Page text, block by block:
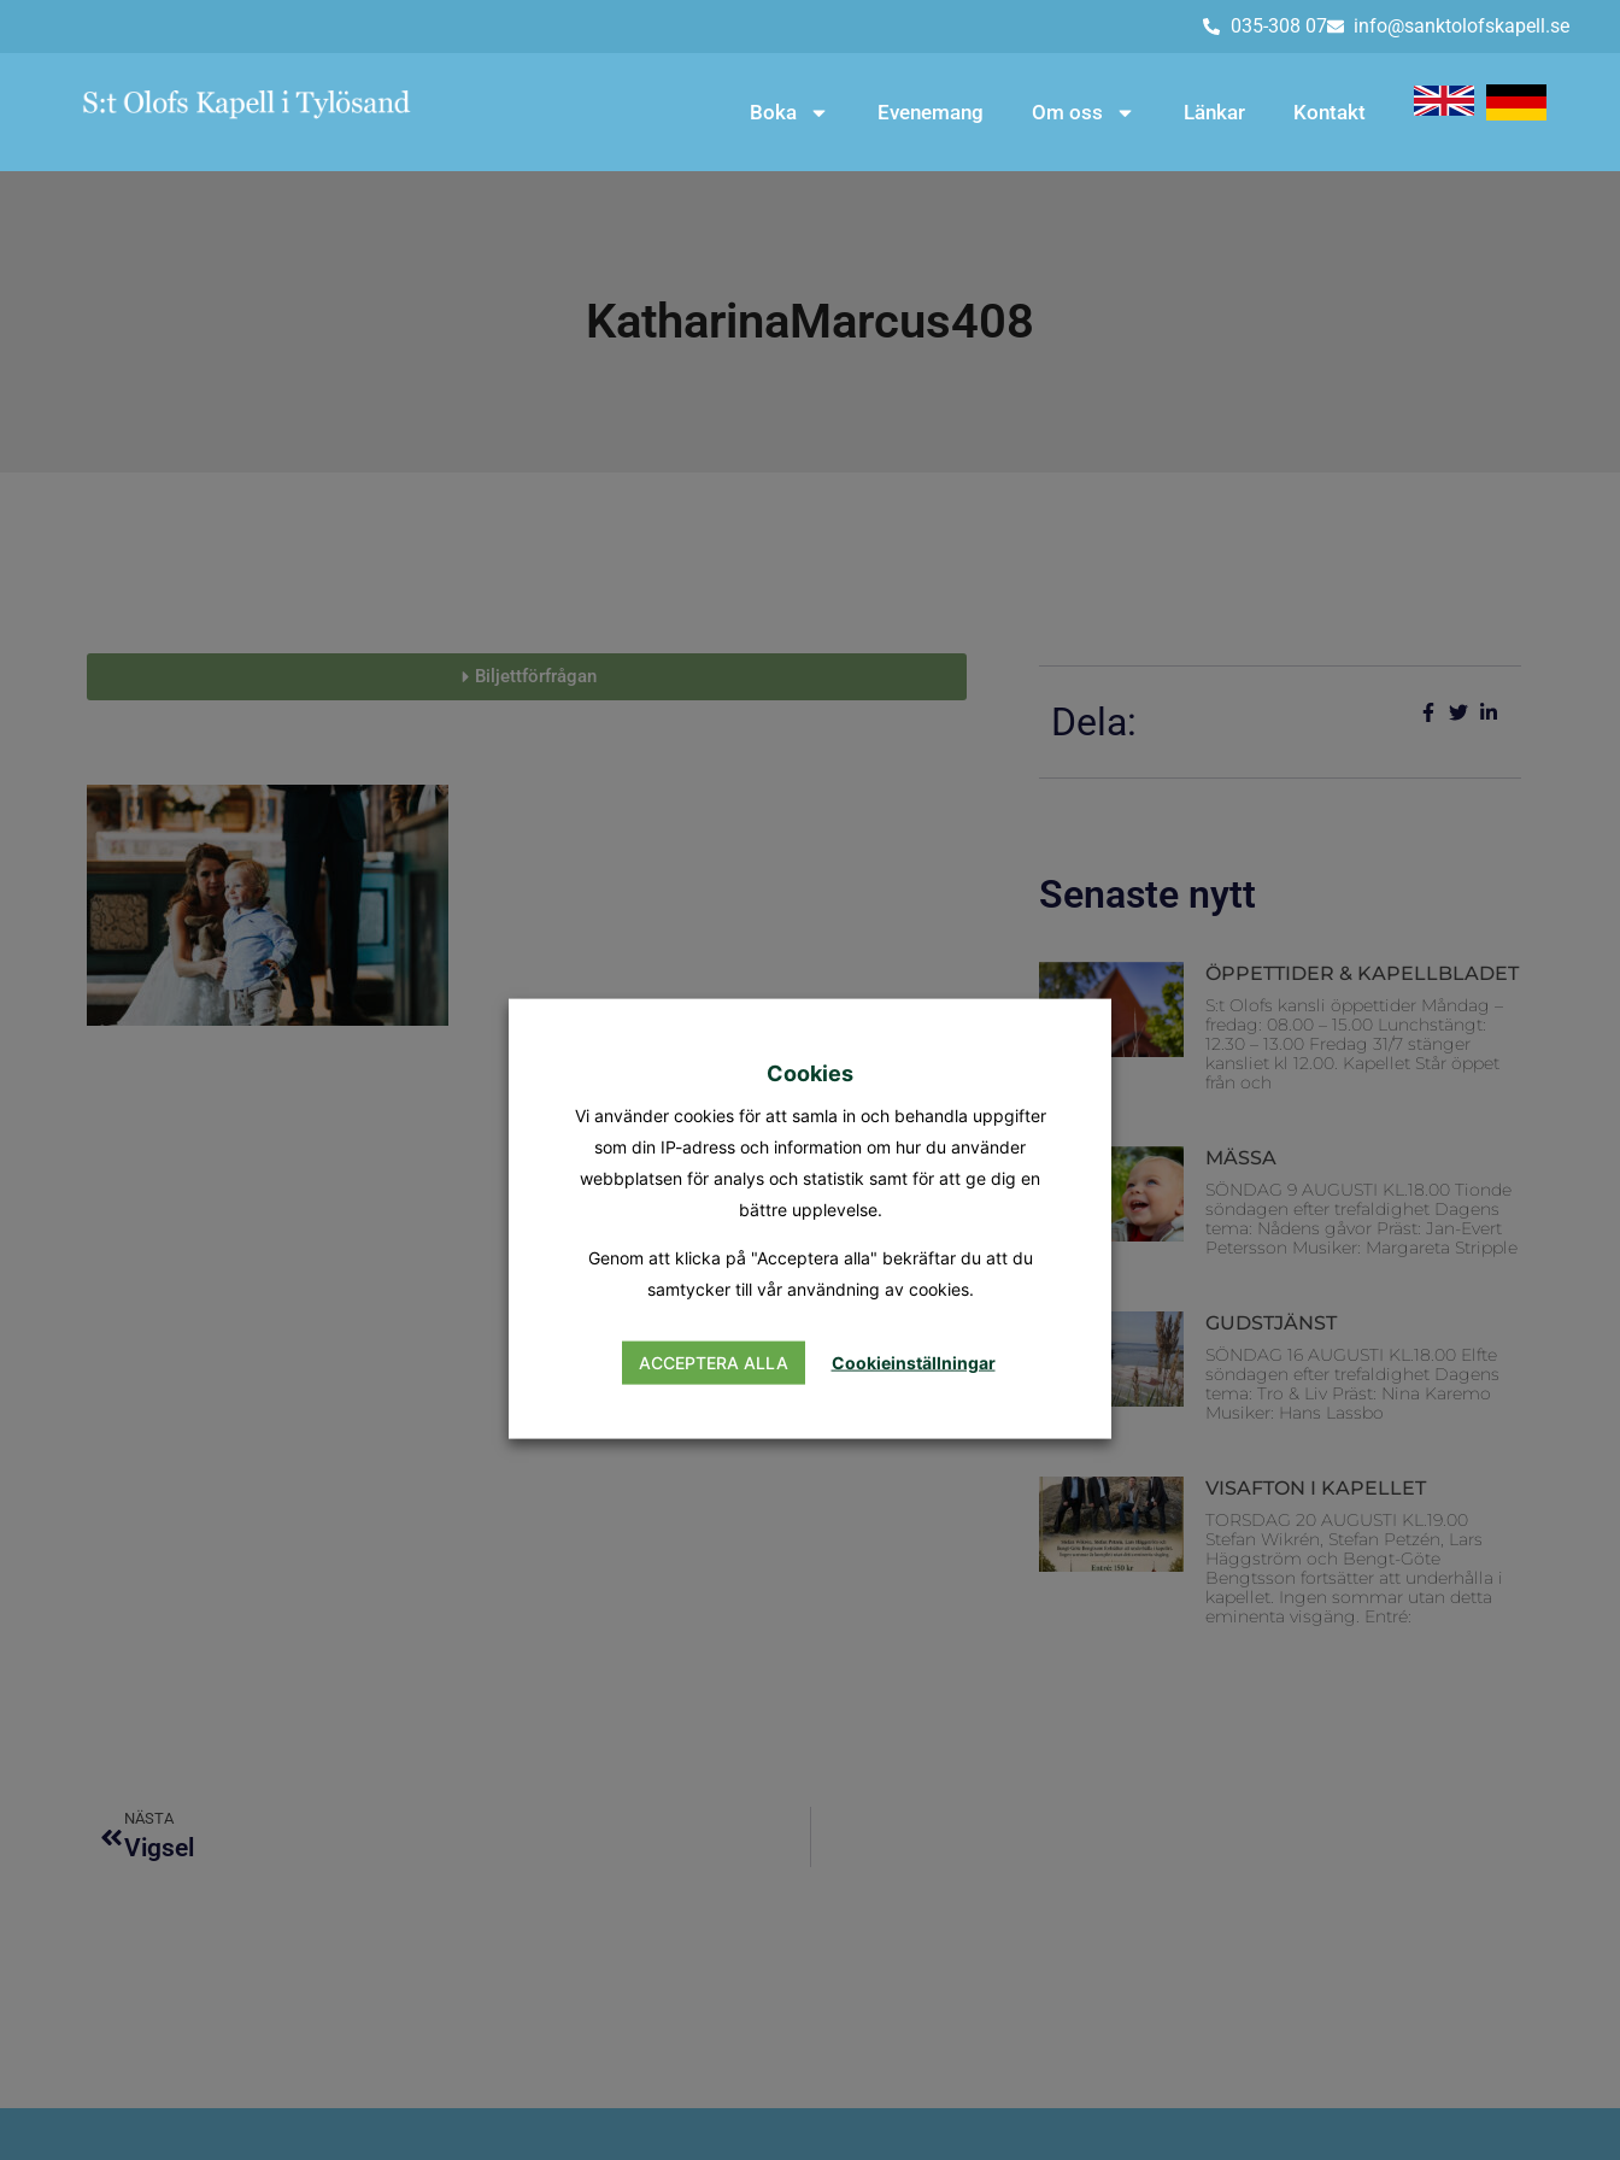
035-308 07 info@sanktolofskapell.se
Boka Evenemang Om oss Länkar Kontakt
KatharinaMarcus408
Biljettförfrågan
Dela:
Senaste nytt
ÖPPETTIDER & KAPELLBLADET
S:t Olofs kansli öppettider Måndag –
fredag: 08.00 – 15.00 Lunchstängt:
12.30 – 13.00 Fredag 31/7 stänger
kansliet kl 12.00. Kapellet Står öppet
från och
MÄSSA
SÖNDAG 9 AUGUSTI KL.18.00 Tionde
söndagen efter trefaldighet Dagens
tema: Nådens gåvor Präst: Jan-Evert
Petersson Musiker: Margareta Stripple
GUDSTJÄNST
SÖNDAG 16 AUGUSTI KL.18.00 Elfte
söndagen efter trefaldighet Dagens
tema: Tro & Liv Präst: Nina Karemo
Musiker: Hans Lassbo
VISAFTON I KAPELLET
TORSDAG 20 AUGUSTI KL.19.00
Stefan Wikrén, Stefan Petzén, Lars
Häggström och Bengt-Göte
Bengtsson fortsätter att underhålla i
kapellet. Ingen sommar utan detta
eminenta visgäng. Entré:
NÄSTA
Vigsel
Cookies
Vi använder cookies för att samla in och behandla uppgifter
som din IP-adress och information om hur du använder
webbplatsen för analys och statistik samt för att ge dig en
bättre upplevelse.
Genom att klicka på "Acceptera alla" bekräftar du att du
samtycker till vår användning av cookies.
ACCEPTERA ALLA Cookieinställningar